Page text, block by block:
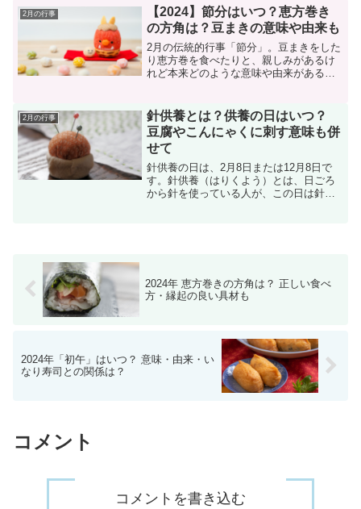
使いであるキツネの好物が油揚げだった
ことに由来しています。
2月の行事
【2024】節分はいつ？恵方巻き
の方角は？豆まきの意味や由来も
2月の伝統的行事「節分」。豆まきをした
り恵方巻を食べたりと、親しみがあるけ
れど本来どのような意味や由来があるの
きを食べる方角も決まっています。
2月の行事
針供養とは？供養の日はいつ？
豆腐やこんにゃくに刺す意味も併
せて
針供養の日は、2月8日または12月8日で
す。針供養（はりくよう）とは、日ごろ
から針を使っている人が、この日は針仕
2024年 恵方巻きの方角は？ 正しい食べ
方・縁起の良い具材も
2024年「初午」はいつ？ 意味・由来・い
なり寿司との関係は？
コメント
コメントを書き込む